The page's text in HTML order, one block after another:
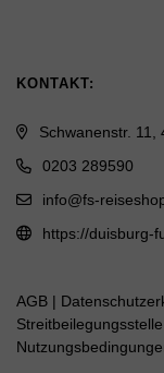
KONTAKT:
Schwanenstr. 11,
0203 289590
info@fs-
https://duisburg-
AGB |
Streitbeilegungsstelle